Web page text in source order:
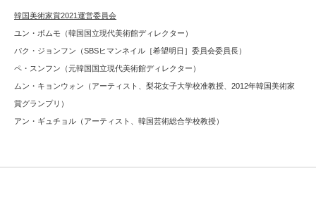
韓国美術家賞2021運営委員会
ユン・ボムモ（韓国国立現代美術館ディレクター）
パク・ジョンフン（SBSヒマンネイル［希望明日］委員会委員長）
ペ・スンフン（元韓国国立現代美術館ディレクター）
ムン・キョンウォン（アーティスト、梨花女子大学校准教授、2012年韓国美術家
賞グランプリ）
アン・ギュチョル（アーティスト、韓国芸術総合学校教授）